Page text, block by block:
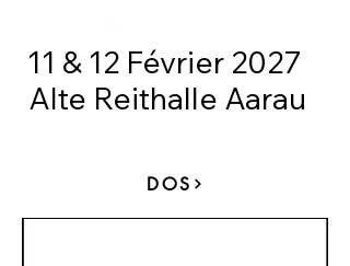
11 & 12 Février 2027
Alte Reithalle Aarau
DOS